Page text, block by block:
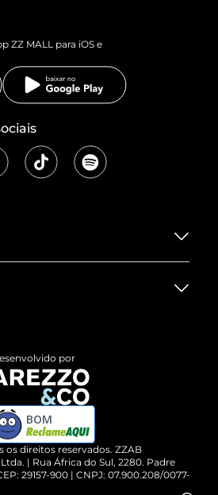
ZZ MALL para iOS e
os direitos reservados. ZZAB
| Rua África do Sul, 2280. Padre
29157-900 | CNPJ: 07.900.208/0077-
por
BOM